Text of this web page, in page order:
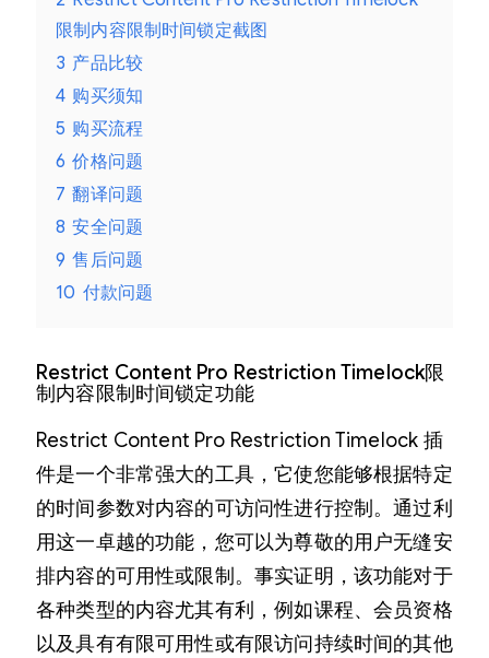
限制内容限制时间锁定截图
3 产品比较
4 购买须知
5 购买流程
6 价格问题
7 翻译问题
8 安全问题
9 售后问题
10 付款问题
Restrict Content Pro Restriction Timelock限
制内容限制时间锁定功能
Restrict Content Pro Restriction Timelock 插
件是一个非常强大的工具，它使您能够根据特定
的时间参数对内容的可访问性进行控制。通过利
用这一卓越的功能，您可以为尊敬的用户无缝安
排内容的可用性或限制。事实证明，该功能对于
各种类型的内容尤其有利，例如课程、会员资格
以及具有有限可用性或有限访问持续时间的其他